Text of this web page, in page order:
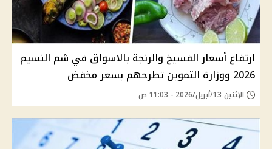
ارتفاع أسعار الفسيخ والرنجة بالاسواق في شم النسيم
2026 ووزارة التموين تطرحهم بسعر مخفض
الإثنين 13/أبريل/2026 - 11:03 ص